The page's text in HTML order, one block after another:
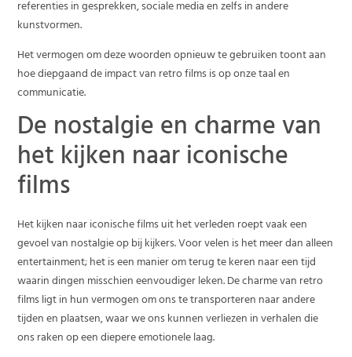
referenties in gesprekken, sociale media en zelfs in andere
kunstvormen.
Het vermogen om deze woorden opnieuw te gebruiken toont aan
hoe diepgaand de impact van retro films is op onze taal en
communicatie.
De nostalgie en charme van
het kijken naar iconische
films
Het kijken naar iconische films uit het verleden roept vaak een
gevoel van nostalgie op bij kijkers. Voor velen is het meer dan alleen
entertainment; het is een manier om terug te keren naar een tijd
waarin dingen misschien eenvoudiger leken. De charme van retro
films ligt in hun vermogen om ons te transporteren naar andere
tijden en plaatsen, waar we ons kunnen verliezen in verhalen die
ons raken op een diepere emotionele laag.